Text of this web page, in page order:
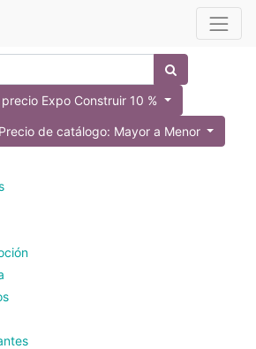
Expo Construir 10 %
de catálogo: Mayor a Menor